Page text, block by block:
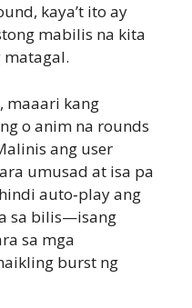
kaya’t ito ay
mabilis na kita
matagal.
maaari kang
o anim na rounds
ang user
umusad at isa pa
auto‑play ang
sa bilis—isang
sa mga
burst ng